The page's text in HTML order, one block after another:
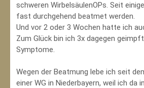
schweren WirbelsäulenOPs. Seit
fast durchgehend beatmet werden.
Und vor 2 oder 3 Wochen hatte ich
Zum Glück bin ich 3x dagegen
Symptome.
Wegen der Beatmung lebe ich seit
einer WG in Niederbayern, weil ich da